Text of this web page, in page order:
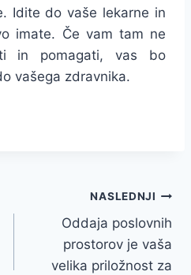
Idite do vaše lekarne in
imate. Če vam tam ne
in pomagati, vas bo
vašega zdravnika.
NASLEDNJI
Oddaja poslovnih
prostorov je vaša
velika priložnost za